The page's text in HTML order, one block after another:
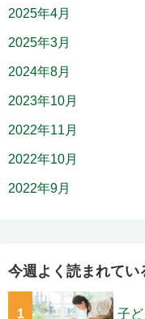
2025年4月
2025年3月
2024年8月
2023年10月
2022年11月
2022年10月
2022年9月
今週よく読まれてい
1 子